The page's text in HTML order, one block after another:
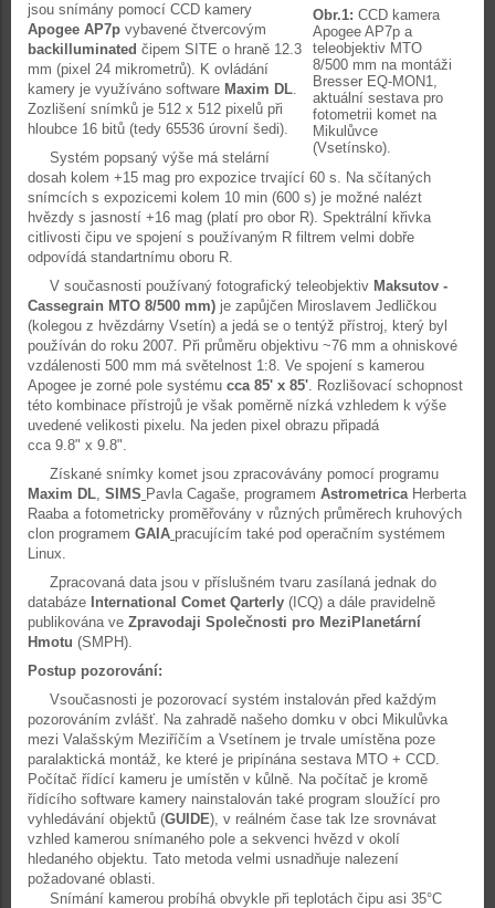
Obr.1: CCD kamera
Apogee AP7p a
teleobjektiv MTO
8/500 mm na montáži
Bresser EQ-MON1,
aktuální sestava pro
fotometrii komet na
Mikulůvce
(Vsetínsko).
jsou snímány pomocí CCD kamery
Apogee AP7p vybavené čtvercovým
backilluminated čipem SITE o hraně 12.3
mm (pixel 24 mikrometrů). K ovládání
kamery je využíváno software Maxim DL.
Zozlišení snímků je 512 x 512 pixelů při
hloubce 16 bitů (tedy 65536 úrovní šedi).
Systém popsaný výše má stelární
dosah kolem +15 mag pro expozice trvající 60 s. Na sčítaných
snímcích s expozicemi kolem 10 min (600 s) je možné nalézt
hvězdy s jasností +16 mag (platí pro obor R). Spektrální křivka
citlivosti čipu ve spojení s používaným R filtrem velmi dobře
odpovídá standartnímu oboru R.
V současnosti používaný fotografický teleobjektiv Maksutov -
Cassegrain MTO 8/500 mm) je zapůjčen Miroslavem Jedličkou
(kolegou z hvězdárny Vsetín) a jedá se o tentýž přístroj, který byl
používán do roku 2007. Při průměru objektivu ~76 mm a ohniskové
vzdálenosti 500 mm má světelnost 1:8. Ve spojení s kamerou
Apogee je zorné pole systému cca 85' x 85'. Rozlišovací schopnost
této kombinace přístrojů je však poměrně nízká vzhledem k výše
uvedené velikosti pixelu. Na jeden pixel obrazu připadá
cca 9.8" x 9.8".
Získané snímky komet jsou zpracovávány pomocí programu
Maxim DL, SIMS Pavla Cagaše, programem AstrometricaHerberta
Raaba a fotometricky proměřovány v různých průměrech kruhových
clon programem GAIA pracujícím také pod operačním systémem
Linux.
Zpracovaná data jsou v příslušném tvaru zasílaná jednak do
databáze International Comet Qarterly (ICQ) a dále pravidelně
publikována ve Zpravodaji Společnosti pro MeziPlanetární
Hmotu (SMPH).
Postup pozorování:
Vsoučasnosti je pozorovací systém instalován před každým
pozorováním zvlášť. Na zahradě našeho domku v obci Mikulůvka
mezi Valašským Meziříčím a Vsetínem je trvale umístěna poze
paralaktická montáž, ke které je pripínána sestava MTO + CCD.
Počítač řídící kameru je umístěn v kůlně. Na počítač je kromě
řídícího software kamery nainstalován také program sloužící pro
vyhledávání objektů (GUIDE), v reálném čase tak lze srovnávat
vzhled kamerou snímaného pole a sekvenci hvězd v okolí
hledaného objektu. Tato metoda velmi usnadňuje nalezení
požadované oblasti.
Snímání kamerou probíhá obvykle při teplotách čipu asi 35°C